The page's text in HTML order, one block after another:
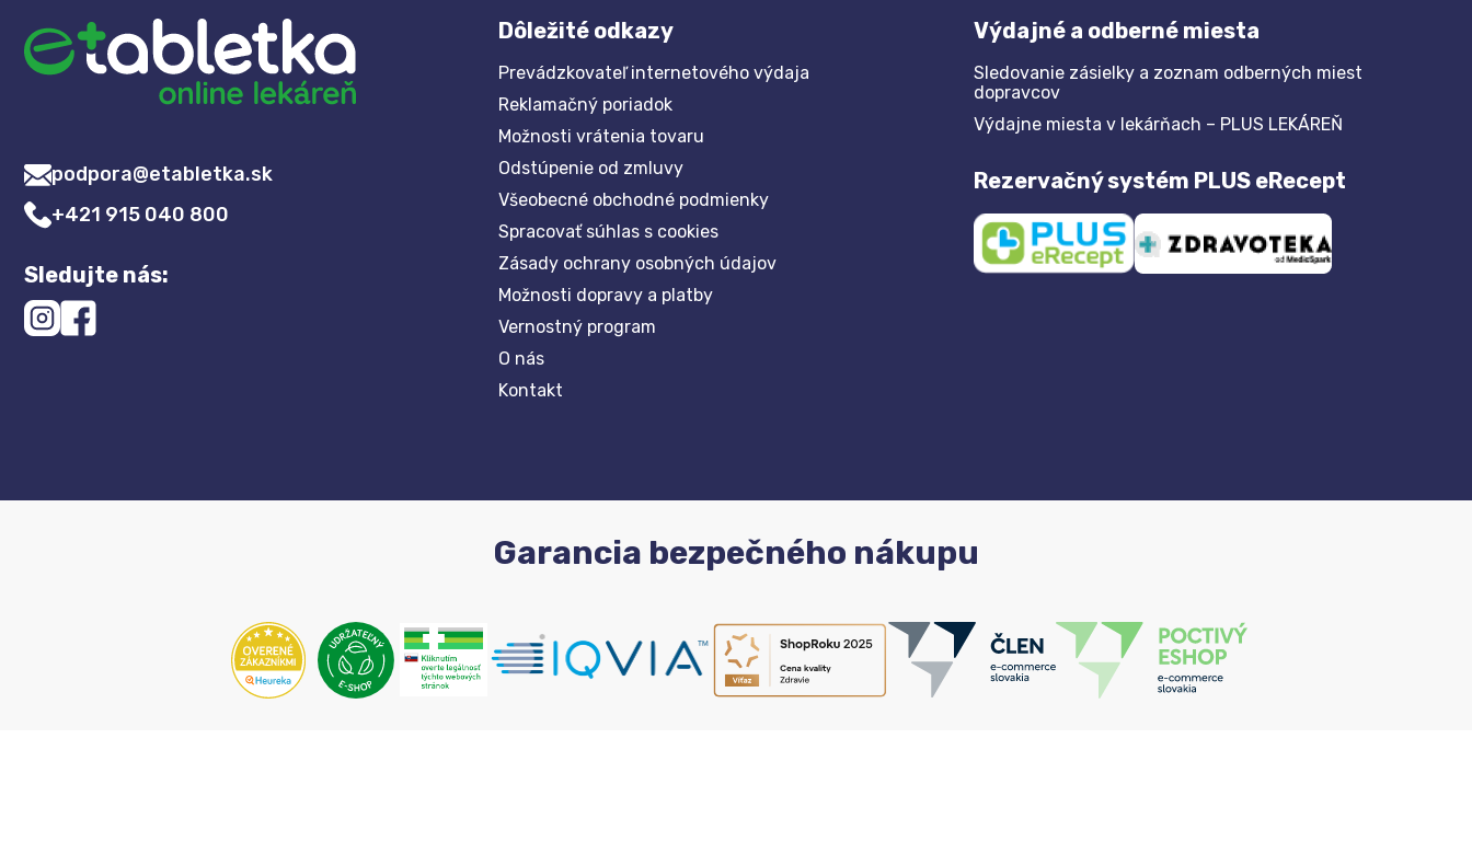
podpora@etabletka.sk
+421 915 040 800
Sledujte nás:
Dôležité odkazy
Prevádzkovateľ internetového výdaja
Reklamačný poriadok
Možnosti vrátenia tovaru
Odstúpenie od zmluvy
Všeobecné obchodné podmienky
Spracovať súhlas s cookies
Zásady ochrany osobných údajov
Možnosti dopravy a platby
Vernostný program
O nás
Kontakt
Výdajné a odberné miesta
Sledovanie zásielky a zoznam odberných miest
dopravcov
Výdajne miesta v lekárňach – PLUS LEKÁREŇ
Rezervačný systém PLUS eRecept
Garancia bezpečného nákupu